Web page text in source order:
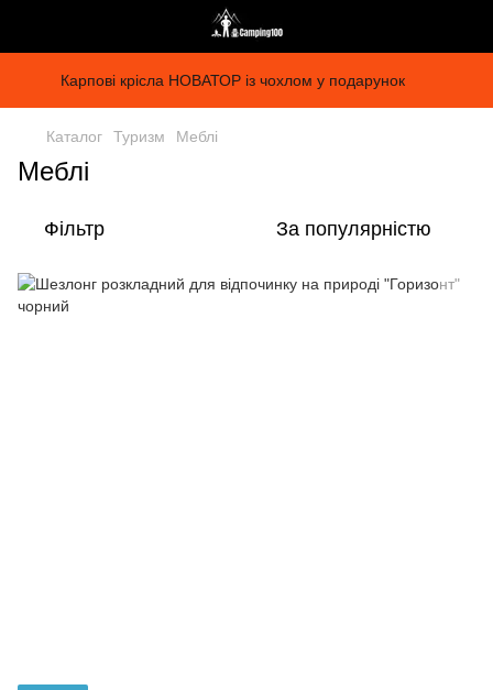
Карпові крісла НОВАТОР із чохлом у подарунок
Каталог Туризм Меблі
Меблі
Фільтр За популярністю